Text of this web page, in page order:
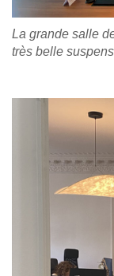
La grande salle
très belle